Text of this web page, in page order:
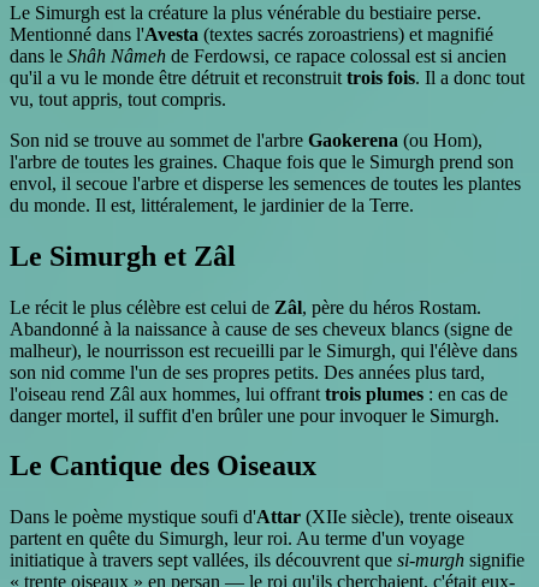
Le Simurgh est la créature la plus vénérable du bestiaire perse.
Mentionné dans l'Avesta (textes sacrés zoroastriens) et magnifié
dans le Shâh Nâmeh de Ferdowsi, ce rapace colossal est si ancien
qu'il a vu le monde être détruit et reconstruit trois fois. Il a donc tout
vu, tout appris, tout compris.
Son nid se trouve au sommet de l'arbre Gaokerena (ou Hom),
l'arbre de toutes les graines. Chaque fois que le Simurgh prend son
envol, il secoue l'arbre et disperse les semences de toutes les plantes
du monde. Il est, littéralement, le jardinier de la Terre.
Le Simurgh et Zâl
Le récit le plus célèbre est celui de Zâl, père du héros Rostam.
Abandonné à la naissance à cause de ses cheveux blancs (signe de
malheur), le nourrisson est recueilli par le Simurgh, qui l'élève dans
son nid comme l'un de ses propres petits. Des années plus tard,
l'oiseau rend Zâl aux hommes, lui offrant trois plumes : en cas de
danger mortel, il suffit d'en brûler une pour invoquer le Simurgh.
Le Cantique des Oiseaux
Dans le poème mystique soufi d'Attar (XIIe siècle), trente oiseaux
partent en quête du Simurgh, leur roi. Au terme d'un voyage
initiatique à travers sept vallées, ils découvrent que si-murgh signifie
« trente oiseaux » en persan — le roi qu'ils cherchaient, c'était eux-